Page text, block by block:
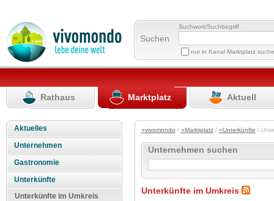
Suchen
Suchwort/Suchbegriff
nur in Kanal Marktplatz
Rathaus Marktplatz Aktuell
Aktuelles
Unternehmen
Gastronomie
Unterkünfte
Unterkünfte im Umkreis
»vivomondo / »Marktplatz/ »Unterkünfte /
Unternehmen suchen
Unterkünfte im Umkreis